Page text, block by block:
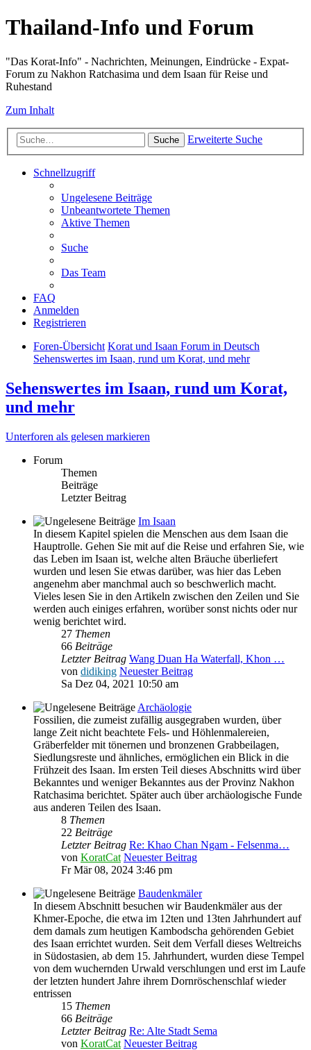
Thailand-Info und Forum
"Das Korat-Info" - Nachrichten, Meinungen, Eindrücke - Expat-
Forum zu Nakhon Ratchasima und dem Isaan für Reise und
Ruhestand
Zum Inhalt
Suche Erweiterte Suche
Schnellzugriff
Ungelesene Beiträge
Unbeantwortete Themen
Aktive Themen
Suche
Das Team
FAQ
Anmelden
Registrieren
Foren-Übersicht Korat und Isaan Forum in Deutsch
Sehenswertes im Isaan, rund um Korat, und mehr
Sehenswertes im Isaan, rund um Korat,
und mehr
Unterforen als gelesen markieren
Forum
Themen
Beiträge
Letzter Beitrag
Im Isaan
In diesem Kapitel spielen die Menschen aus dem Isaan die
Hauptrolle. Gehen Sie mit auf die Reise und erfahren Sie, wie
das Leben im Isaan ist, welche alten Bräuche überliefert
wurden und lesen Sie etwas darüber, was hier das Leben
angenehm aber manchmal auch so beschwerlich macht.
Vieles lesen Sie in den Artikeln zwischen den Zeilen und Sie
werden auch einiges erfahren, worüber sonst nichts oder nur
wenig berichtet wird.
27 Themen
66 Beiträge
Letzter Beitrag Wang Duan Ha Waterfall, Khon …
von didiking Neuester Beitrag
Sa Dez 04, 2021 10:50 am
Archäologie
Fossilien, die zumeist zufällig ausgegraben wurden, über
lange Zeit nicht beachtete Fels- und Höhlenmalereien,
Gräberfelder mit tönernen und bronzenen Grabbeilagen,
Siedlungsreste und ähnliches, ermöglichen ein Blick in die
Frühzeit des Isaan. Im ersten Teil dieses Abschnitts wird über
Bekanntes und weniger Bekanntes aus der Provinz Nakhon
Ratchasima berichtet. Später auch über archäologische Funde
aus anderen Teilen des Isaan.
8 Themen
22 Beiträge
Letzter Beitrag Re: Khao Chan Ngam - Felsenma…
von KoratCat Neuester Beitrag
Fr Mär 08, 2024 3:46 pm
Baudenkmäler
In diesem Abschnitt besuchen wir Baudenkmäler aus der
Khmer-Epoche, die etwa im 12ten und 13ten Jahrhundert auf
dem damals zum heutigen Kambodscha gehörenden Gebiet
des Isaan errichtet wurden. Seit dem Verfall dieses Weltreichs
in Südostasien, ab dem 15. Jahrhundert, wurden diese Tempel
von dem wuchernden Urwald verschlungen und erst im Laufe
der letzten hundert Jahre ihrem Dornröschenschlaf wieder
entrissen
15 Themen
66 Beiträge
Letzter Beitrag Re: Alte Stadt Sema
von KoratCat Neuester Beitrag